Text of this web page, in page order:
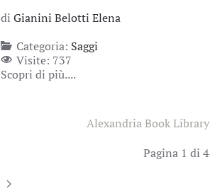
di Gianini Belotti Elena
Categoria: Saggi
Visite: 737
Scopri di più....
Alexandria Book Library
Pagina 1 di 4